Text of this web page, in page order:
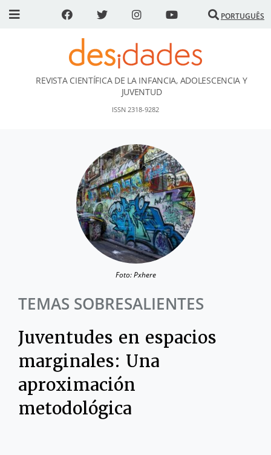
PORTUGUÊS
DESidades
REVISTA CIENTÍFICA DE LA INFANCIA, ADOLESCENCIA Y
JUVENTUD
ISSN 2318-9282
Foto: Pxhere
TEMAS SOBRESALIENTES
Juventudes en espacios
marginales: Una
aproximación
metodológica